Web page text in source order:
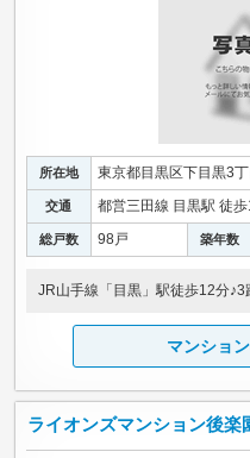
所在地 東京都目黒区下目黒3丁
交通 都営三田線 目黒駅 徒
総戸数 98戸 築年数
JR山手線「目黒」駅徒歩12分♪3
マンショ
ライオンズマンション後楽